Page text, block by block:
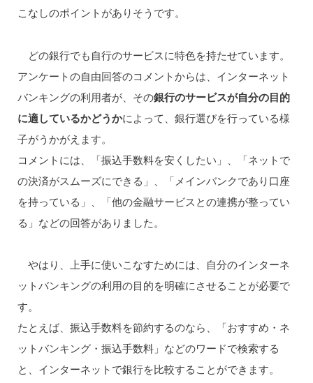
こなしのポイントがありそうです。
どの銀行でも自行のサービスに特色を持たせています。
アンケートの自由回答のコメントからは、インターネット
バンキングの利用者が、その銀行のサービスが自分の目的
に適しているかどうかによって、銀行選びを行っている様
子がうかがえます。
コメントには、「振込手数料を安くしたい」、「ネットで
の決済がスムーズにできる」、「メインバンクであり口座
を持っている」、「他の金融サービスとの連携が整ってい
る」などの回答がありました。
やはり、上手に使いこなすためには、自分のインターネ
ットバンキングの利用の目的を明確にさせることが必要で
す。
たとえば、振込手数料を節約するのなら、「おすすめ・ネ
ットバンキング・振込手数料」などのワードで検索する
と、インターネットで銀行を比較することができます。